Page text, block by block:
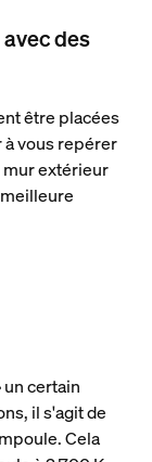
des
être placées
à vous repérer
mur extérieur
certain
il s'agit de
Cela